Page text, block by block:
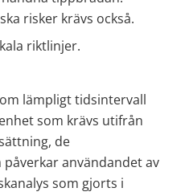
risker krävs också.
riktlinjer.
lämpligt tidsintervall
som krävs utifrån
de
användandet av
som gjorts i